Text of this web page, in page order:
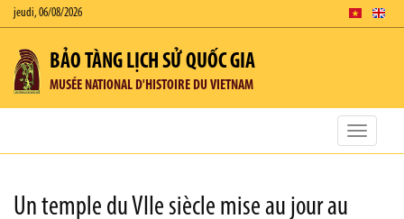
jeudi, 06/08/2026
BẢO TÀNG LỊCH SỬ QUỐC GIA
MUSÉE NATIONAL D'HISTOIRE DU VIETNAM
Toggle
Un temple du VIIe siècle mise au jour au